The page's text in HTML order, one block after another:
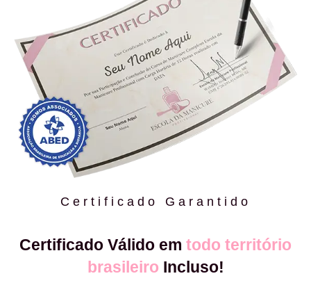
Certificado Garantido
Certificado Válido em todo território
brasileiro Incluso!